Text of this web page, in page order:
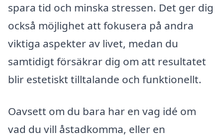
spara tid och minska stressen. Det ger dig
också möjlighet att fokusera på andra
viktiga aspekter av livet, medan du
samtidigt försäkrar dig om att resultatet
blir estetiskt tilltalande och funktionellt.
Oavsett om du bara har en vag idé om
vad du vill åstadkomma, eller en